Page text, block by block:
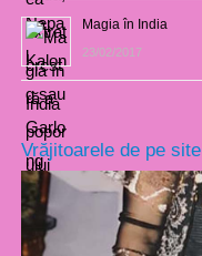
Magia în India
23/02/2017
Vrăjitoarele de pe site